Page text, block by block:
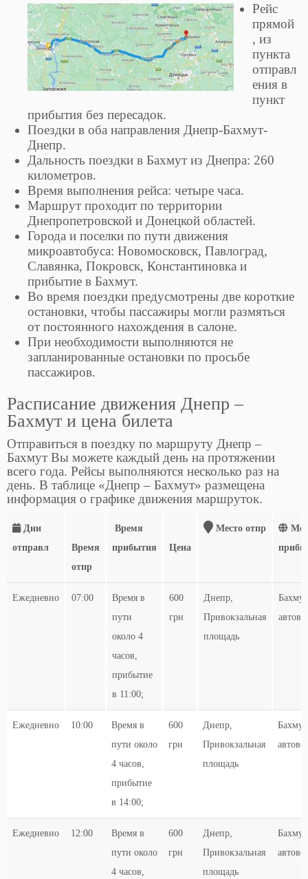
Рейс
прямой
, из
пункта
отправл
ения в
пункт
прибытия без пересадок.
Поездки в оба направления Днепр-Бахмут-
Днепр.
Дальность поездки в Бахмут из Днепра: 260
километров.
Время выполнения рейса: четыре часа.
Маршрут проходит по территории
Днепропетровской и Донецкой областей.
Города и поселки по пути движения
микроавтобуса: Новомосковск, Павлоград,
Славянка, Покровск, Константиновка и
прибытие в Бахмут.
Во время поездки предусмотрены две короткие
остановки, чтобы пассажиры могли размяться
от постоянного нахождения в салоне.
При необходимости выполняются не
запланированные остановки по просьбе
пассажиров.
Расписание движения Днепр –
Бахмут и цена билета
Отправиться в поездку по маршруту Днепр –
Бахмут Вы можете каждый день на протяжении
всего года. Рейсы выполняются несколько раз на
день. В таблице «Днепр – Бахмут» размещена
информация о графике движения маршруток.
Дни
отправл
Время
отпр
Время
прибытия
Цена
Место отпр
Ежедневно 07:00
Время в
пути
около 4
часов,
прибытие
в 11:00;
600
грн
Днепр,
Привокзальная
площадь
Ежедневно 10:00
Время в
пути около
4 часов,
прибытие
в 14:00;
600
грн
Днепр,
Привокзальная
площадь
Ежедневно 12:00
Время в
пути около
4 часов,
600
грн
Днепр,
Привокзальная
площадь